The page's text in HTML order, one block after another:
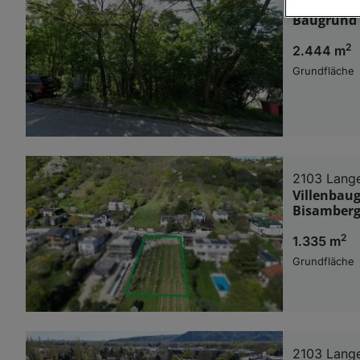
2.444 m2
Grundfläche
2103
1.335 m2
Grundfläche
2103
Wir und
Verwendung